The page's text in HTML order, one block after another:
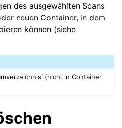
des ausgewählten Scans
neuen Container, in dem
können (siehe
(nicht in Container